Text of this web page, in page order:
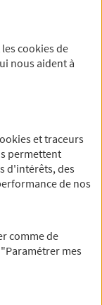
cookiesde
nous aident à
et traceurs
permettent
d'intérêts, des
de nos
comme de
"Paramétrer mes